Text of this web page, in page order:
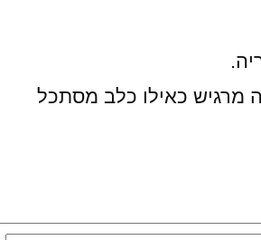
מרגיש כאילו כלב מסתכל